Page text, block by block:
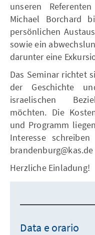
unseren
Michael Borchard
persönlichen
sowie ein
darunter eine
Das Seminar richtet
der Geschichte
israelischen
möchten. Die
und Programm
Interesse
brandenburg@kas.de
Herzliche Einladung!
Data e orario